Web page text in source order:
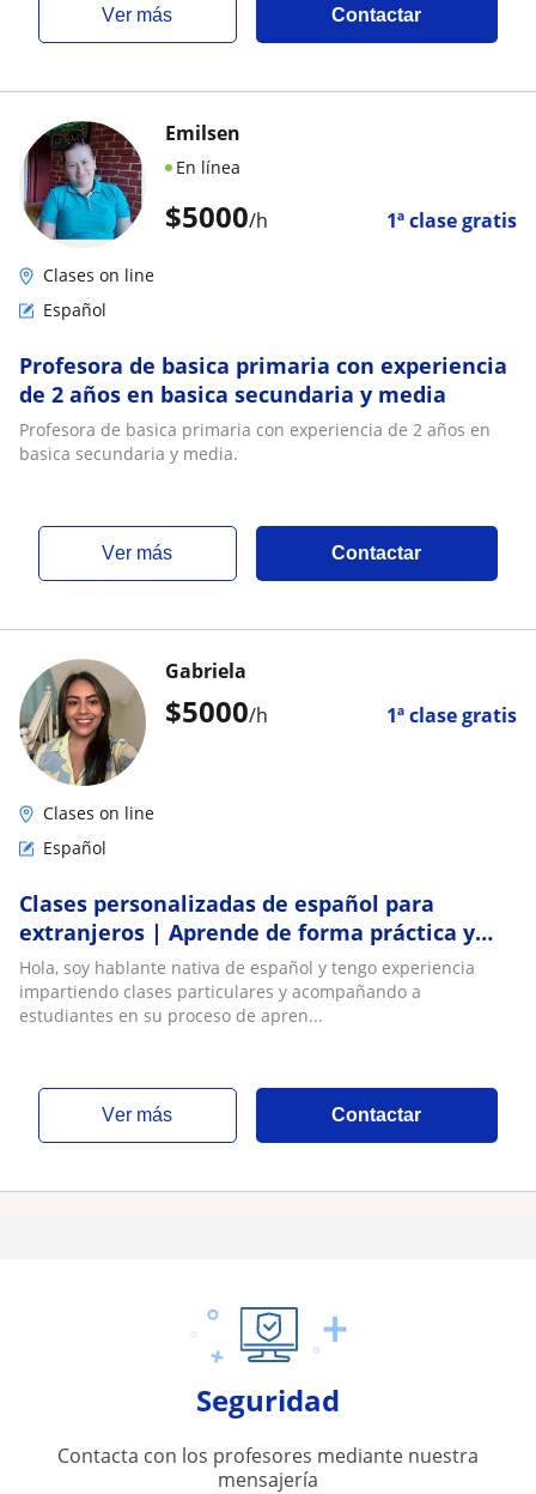
ver más Contactar
$5000/h 1ª clase gratis
Emilsen
En línea
Clases on line
Español
Profesora de basica primaria con experiencia
de 2 años en basica secundaria y media
Profesora de basica primaria con experiencia de 2 años en
basica secundaria y media.
ver más Contactar
$5000/h 1ª clase gratis
Gabriela
Clases on line
Español
Clases personalizadas de español para
extranjeros | Aprende de forma práctica y
natural
Hola, soy hablante nativa de español y tengo experiencia
impartiendo clases particulares y acompañando a
estudiantes en su proceso de apren...
ver más Contactar
Seguridad
Contacta con los profesores mediante nuestra
mensajería